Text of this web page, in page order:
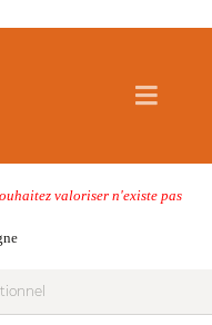
valoriser n'existe pas